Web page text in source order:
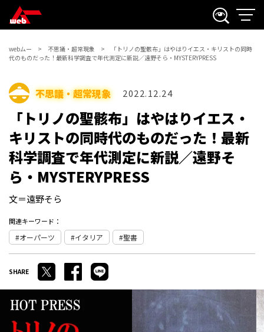
webムー 不思議・超常現象
「トリノの聖骸布」はやはりイエス・キリストの同時
代のものだった！最新科学調査で年代測定に新説／遠野そら・MYSTERYPRESS
不思議・超常現象 2022.12.24
「トリノの聖骸布」はやはりイエス・
キリストの同時代のものだった！最新
科学調査で年代測定に新説／遠野そ
ら・MYSTERYPRESS
文＝遠野そら
関連キーワード：
オーパーツ イタリア 聖書